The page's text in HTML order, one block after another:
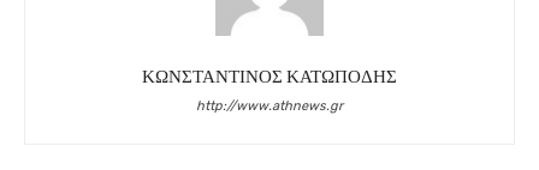
ΚΩΝΣΤΑΝΤΙΝΟΣ ΚΑΤΩΠΟΔΗΣ
http://www.athnews.gr